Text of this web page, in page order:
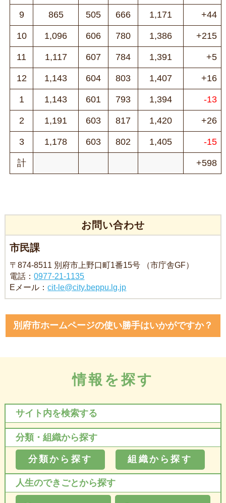
9 865 505 666 1,171 +44
10 1,096 606 780 1,386 +215
11 1,117 607 784 1,391 +5
12 1,143 604 803 1,407 +16
1 1,143 601 793 1,394 -13
2 1,191 603 817 1,420 +26
3 1,178 603 802 1,405 -15
計 +598
お問い合わせ
市民課
〒874-8511 別府市上野口町1番15号 （市庁舎GF）
電話：0977-21-1135
Eメール：cit-le@city.beppu.lg.jp
別府市ホームページの使い勝手はいかがですか？
情報を探す
サイト内を検索する
分類・組織から探す
分類から探す 組織から探す
人生のできごとから探す